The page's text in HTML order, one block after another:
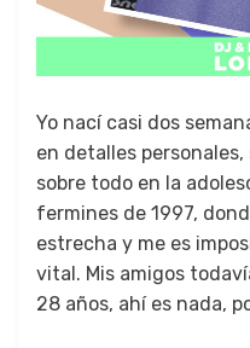
Yo nací casi dos
en detalles
sobre todo en la
fer­mines de 1997,
estrecha y me es
vital. Mis ami­gos
28 años, ahí es nada,